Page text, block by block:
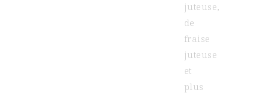
juteuse,
de
fraise
juteuse
et
plus